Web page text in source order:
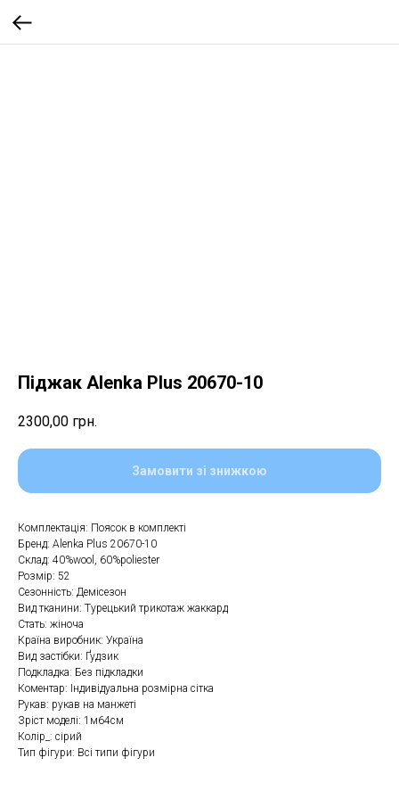
Піджак Alenka Plus 20670-10
2300,00 грн.
Замовити зі знижкою
Комплектація: Поясок в комплекті
Бренд: Alenka Plus 20670-10
Склад: 40%wool, 60%poliester
Розмір: 52
Сезонність: Демісезон
Вид тканини: Турецький трикотаж жаккард
Стать: жіноча
Країна виробник: Україна
Вид застібки: Ґудзик
Подкладка: Без підкладки
Коментар: Індивідуальна розмірна сітка
Рукав: рукав на манжеті
Зріст моделі: 1м64см
Колір_: сірий
Тип фігури: Всі типи фігури